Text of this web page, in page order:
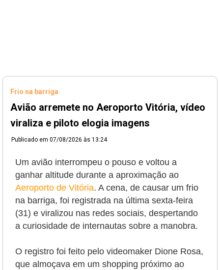
Frio na barriga
Avião arremete no Aeroporto Vitória, vídeo
viraliza e piloto elogia imagens
Publicado em 07/08/2026 às 13:24
Um avião interrompeu o pouso e voltou a
ganhar altitude durante a aproximação ao
Aeroporto de Vitória. A cena, de causar um frio
na barriga, foi registrada na última sexta-feira
(31) e viralizou nas redes sociais, despertando
a curiosidade de internautas sobre a manobra.
O registro foi feito pelo videomaker Dione Rosa,
que almoçava em um shopping próximo ao